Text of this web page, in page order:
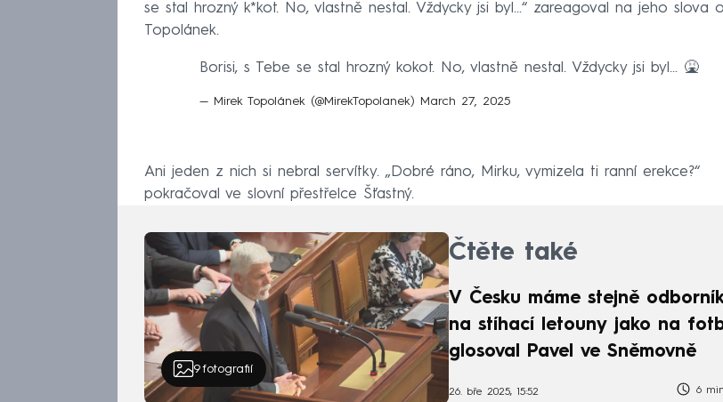
se stal hrozný k*kot. No, vlastně nestal. Vždycky jsi byl...“ zareagoval na jeho slova
Topolánek.
Borisi, s Tebe se stal hrozný kokot. No, vlastně nestal. Vždycky jsi byl... 🤮
— Mirek Topolánek (@MirekTopolanek) March 27, 2025
Ani jeden z nich si nebral servítky. „Dobré ráno, Mirku, vymizela ti ranní erekce?“
pokračoval ve slovní přestřelce Šťastný.
9fotografií
Čtěte také
V Česku máme stejně
na stíhací letouny jako na
glosoval Pavel ve Sněmovně
26. bře 2025, 15:52 6